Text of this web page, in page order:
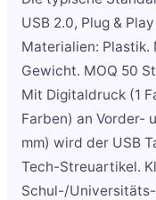
USB 2.0, Plug &
Materialien: Plastik.
Gewicht. MOQ 50
Mit Digitaldruck (1
Farben) an Vorder-
mm) wird der USB
Tech-Streuartikel.
Schul-/